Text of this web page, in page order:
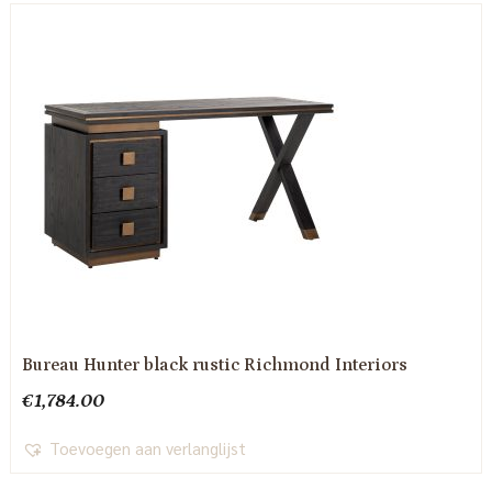
Bureau Hunter black rustic Richmond Interiors
€1,784.00
Toevoegen aan verlanglijst